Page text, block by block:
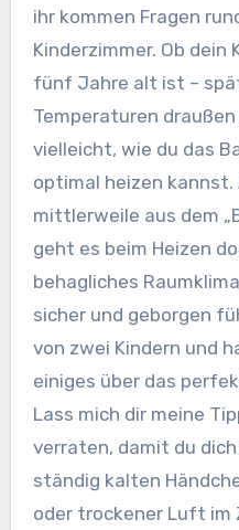
ihr kommen Fragen
Kinderzimmer. Ob dein
fünf Jahre alt ist –
Temperaturen
vielleicht, wie du das
optimal heizen kannst.
mittlerweile aus dem
geht es beim Heizen
behagliches
sicher und geborgen
von zwei Kindern und
einiges über das
Lass mich dir meine
verraten, damit du
ständig kalten
oder trockener Luft im